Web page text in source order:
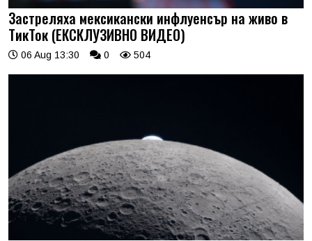
Застреляха мексикански инфлуенсър на живо в
ТикТок (ЕКСКЛУЗИВНО ВИДЕО)
06 Aug 13:30 0 504